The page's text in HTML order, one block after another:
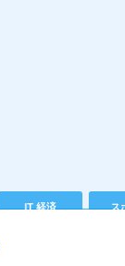
IT 経済 ス